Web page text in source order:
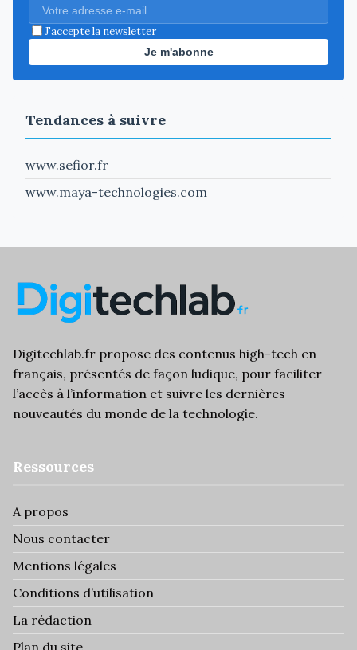
J'accepte la newsletter
Je m'abonne
Tendances à suivre
www.sefior.fr
www.maya-technologies.com
Digitechlab.fr propose des contenus high-tech en
français, présentés de façon ludique, pour faciliter
l’accès à l’information et suivre les dernières
nouveautés du monde de la technologie.
Ressources
A propos
Nous contacter
Mentions légales
Conditions d’utilisation
La rédaction
Plan du site